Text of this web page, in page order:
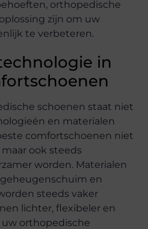
orthopedische
zijn om uw
te verbeteren.
in
schoenen staat niet
en materialen
comfortschoenen niet
ook steeds
worden. Materialen
en
steeds vaker
lichter, flexibeler en
orthopedische